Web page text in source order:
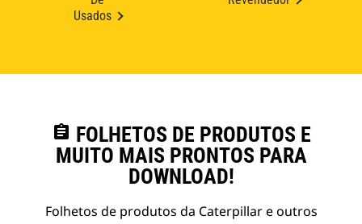
Usados
assignment FOLHETOS DE PRODUTOS E
MUITO MAIS PRONTOS PARA
DOWNLOAD!
Folhetos de produtos da Caterpillar e outros